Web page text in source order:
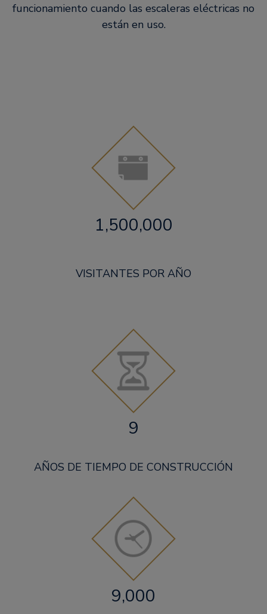
funcionamiento cuando las escaleras eléctricas no
están en uso.
1,500,000
VISITANTES POR AÑO
9
AÑOS DE TIEMPO DE CONSTRUCCIÓN
9,000